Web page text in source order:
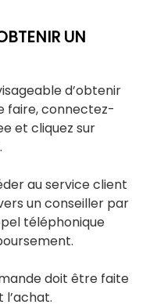
UN
d’obtenir
faire, connectez-
et cliquez sur
au service client
un conseiller par
téléphonique
doit être faite
l’achat.